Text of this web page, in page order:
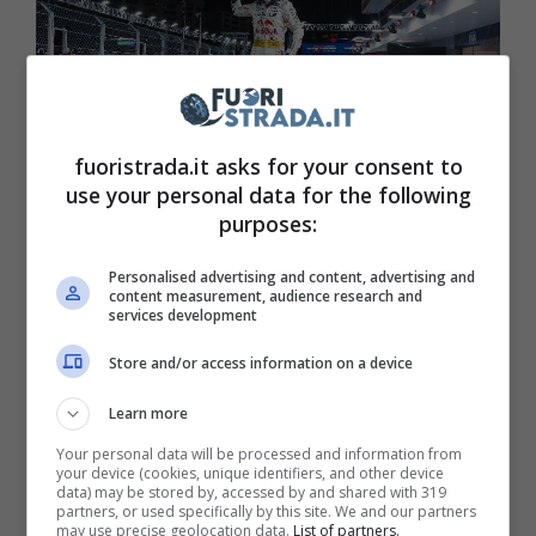
Max Verstappen festeggia una vittoria (ANSA) –
Fuoristrada.it
Tuttavia,la vittoria è andata al calciatore del
Manchester City Erling Haaland
mese di giugno ha guidato la sua compagine
alla vittoria della Champions League,
portandosi ora a casa un altro
fuoristrada.it asks for your consent to
use your personal data for the following
purposes:
Personalised advertising and content, advertising and
content measurement, audience research and
services development
Store and/or access information on a device
Learn more
Your personal data will be processed and information from
your device (cookies, unique identifiers, and other device
data) may be stored by, accessed by and shared with 319
partners, or used specifically by this site. We and our partners
may use precise geolocation data. List of partners.